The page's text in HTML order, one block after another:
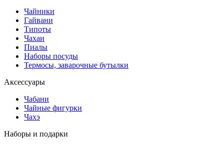
Чайники
Гайвани
Типоты
Чахаи
Пиалы
Наборы посуды
Термосы, заварочные бутылки
Аксессуары
Чабани
Чайные фигурки
Чахэ
Наборы и подарки